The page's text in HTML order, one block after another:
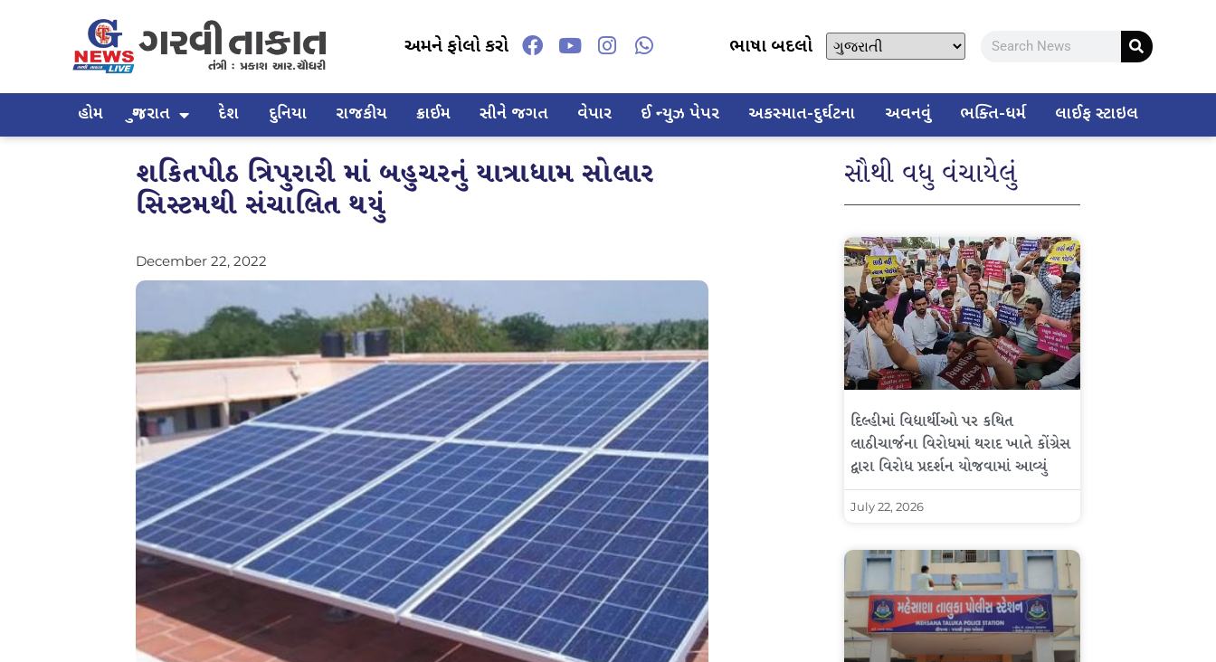
અમને ફોલો કરો ભાષા બદલો
હોમ ગુજરાત દેશ દુનિયા રાજકીય ક્રાઈમ સીને જગત વેપાર ઈ ન્યુઝ પેપર અકસ્માત-દુર્ઘટના અવનવું ભક્તિ-ધર્મ લાઈફ સ્ટાઇલ
શકિતપીઠ ત્રિપુરારી માં બહુચરનું યાત્રાધામ સોલાર
સિસ્ટમથી સંચાલિત થયું
December 22, 2022
સૌથી વધુ વંચાયેલું
દિલ્હીમાં વિદ્યાર્થીઓ પર કથિત
લાઠીચાર્જના વિરોધમાં થરાદ ખાતે કોંગ્રેસ
દ્વારા વિરોધ પ્રદર્શન યોજવામાં આવ્યું
July 22, 2026